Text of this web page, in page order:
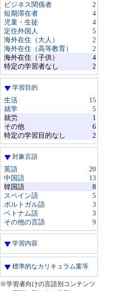
ビジネス関係者
2
短期滞在者
4
児童・生徒
4
定住外国人
5
海外在住（大人）
2
海外在住（高等教育）
2
海外在住（子供）
4
特定の学習者なし
2
学習目的
生活
15
就学
5
就労
1
その他
6
特定の学習目的なし
2
対象言語
英語
20
中国語
13
韓国語
8
スペイン語
5
ポルトガル語
3
ベトナム語
3
その他の言語
9
学習内容
標準的なカリキュラム案等
※学習者向けの言語別コンテンツ